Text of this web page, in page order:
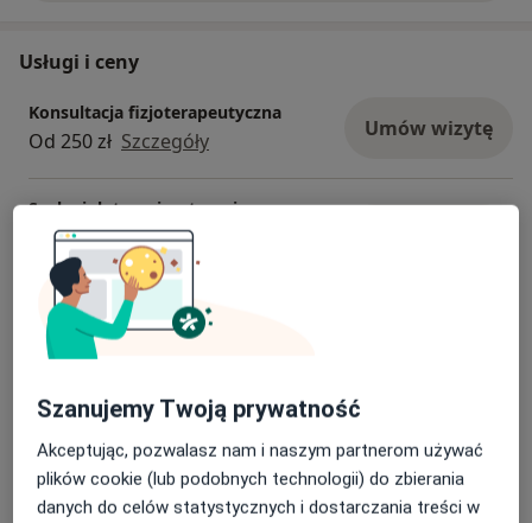
Usługi i ceny
Konsultacja fizjoterapeutyczna
Od 250 zł Szczegóły Umów wizytę
Sucha igłoterapia z terapią
manualną
Szczegóły
Mobilizacja- terapia manualna
Od 250 zł
Pierwsza wizyta (konsultacja + sesja
fizjoterapeutyczna)
Od 250 zł Szczegóły
Umów wizytę
Szanujemy Twoją prywatność
Akceptując, pozwalasz nam i naszym partnerom używać
plików cookie (lub podobnych technologii) do zbierania
danych do celów statystycznych i dostarczania treści w